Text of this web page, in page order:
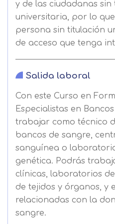
y de las ciudadanas sin
universitaria, por lo
persona sin titulación
de acceso que tenga
Salida laboral
Con este Curso en
Especialistas en
trabajar como técnico
bancos de sangre,
sanguínea o
genética. Podrás
clínicas, laboratorios
de tejidos y órganos, y
relacionadas con la
sangre.
Solicitar